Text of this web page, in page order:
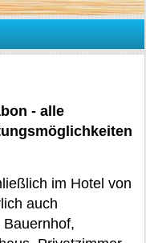
- alle
im Hotel von
auch